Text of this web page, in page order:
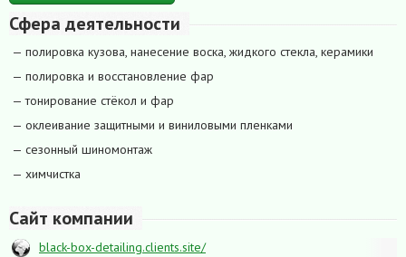
Сфера деятельности
— полировка кузова, нанесение воска, жидкого стекла, керамики
— полировка и восстановление фар
— тонирование стёкол и фар
— оклеивание защитными и виниловыми пленками
— сезонный шиномонтаж
— химчистка
Сайт компании
black-box-detailing.clients.site/